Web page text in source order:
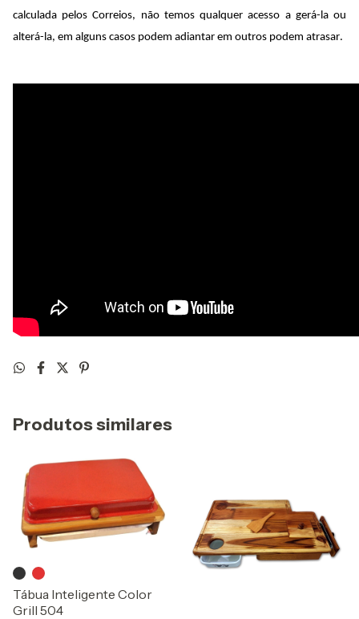
calculada pelos Correios, não temos qualquer acesso a gerá-la ou
alterá-la, em alguns casos podem adiantar em outros podem atrasar.
Produtos similares
Tábua Inteligente Color
Grill 504